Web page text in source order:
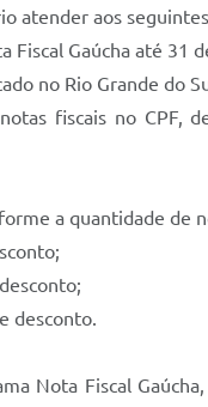
atender aos
Gaúcha até 31
no Rio Grande do
fiscais no CPF,
a quantidade de
desconto.
Nota Fiscal